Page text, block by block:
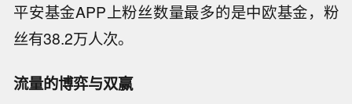
平安基金APP上粉丝数量最多的是中欧基金，粉
丝有38.2万人次。
流量的博弈与双赢